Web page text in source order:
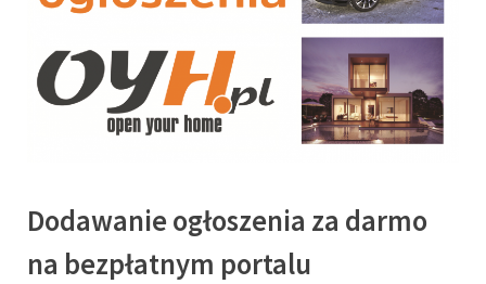
Dodawanie ogłoszenia za darmo
na bezpłatnym portalu